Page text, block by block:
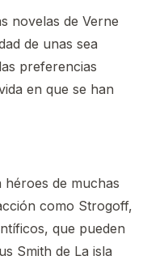
novelas de Verne
de unas sea
preferencias
en que se han
héroes de muchas
como Strogoff,
que pueden
Smith de La isla